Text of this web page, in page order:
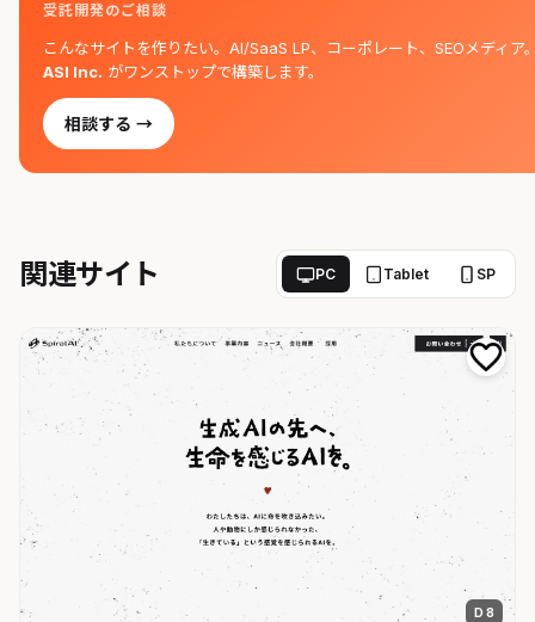
受託開発のご相談
こんなサイトを作りたい。AI/SaaS LP、コーポレート、SEOメディア
ASI Inc. がワンストップで構築します。
相談する →
関連サイト PC Tablet SP
D 8